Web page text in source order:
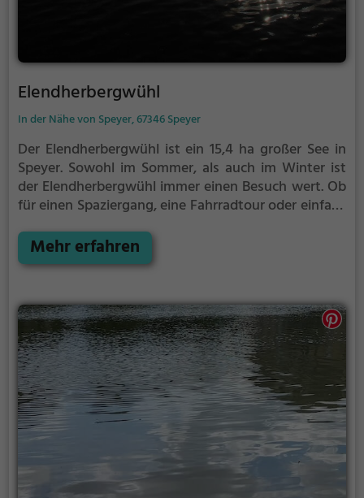
Elendherbergwühl
In der Nähe von Speyer, 67346 Speyer
Der Elendherbergwühl ist ein 15,4 ha großer See in
Speyer. Sowohl im Sommer, als auch im Winter ist
der Elendherbergwühl immer einen Besuch wert. Ob
für einen Spaziergang, eine Fahrradtour oder einfach
bietet zahlreiche Möglichkeiten für
Freizeitaktivitäten.
Mehr erfahren